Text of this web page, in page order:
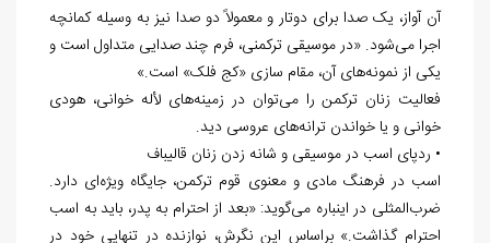
آن آواز، یک صدا برای دوتار و معمولاً دو صدا نیز به وسیله کمانچه
اجرا می‌شود. «در موسیقی ترکمنی، فرم چند صدایی متداول است و
یکی از نمونه‌های آن، مقام سازی «کج فلک» است.»
فعالیت زنان ترکمن را می‌توان در زمینه‌های لأله خوانی، هودی
خوانی و یا خواندن ترانه‌های عروسی دید.
• ردپای اسب در موسیقی و شانه زدن زنان قالیباف
اسب در فرهنگ مادی و معنوی قوم ترکمن، جایگاه ویژه‌ای دارد.
ضرب‌المثلی در این‏باره می‌گوید: «بعد از احترام به پدر، باید به اسب
احترام گذاشت.» براساس این نگرش، نوازنده در تنهایی خود در